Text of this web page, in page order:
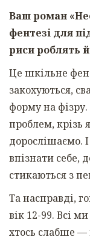
Ваш роман
фентезі для
риси роблять
Це шкільне
закохуються,
форму на
проблем, крізь
дорослішаємо.
впізнати себе,
стикаються з
Та насправді,
вік 12-99. Всі
хтось слабше —